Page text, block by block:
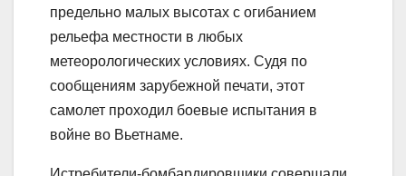
предельно малых высотах с огибанием
рельефа местности в любых
метеорологических условиях. Судя по
сообщениям зарубежной печати, этот
самолет проходил боевые испытания в
войне во Вьетнаме.